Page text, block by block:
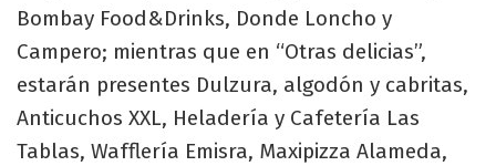
Bombay Food&Drinks, Donde Loncho y
Campero; mientras que en “Otras delicias”,
estarán presentes Dulzura, algodón y cabritas,
Anticuchos XXL, Heladería y Cafetería Las
Tablas, Wafflería Emisra, Maxipizza Alameda,